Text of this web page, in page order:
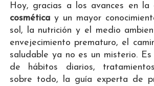
Hoy, gracias a los avances en la
cosméticay un mayor
sol, la nutrición y el medio
envejecimiento prematuro, el
saludable ya no es un misterio. Es
de hábitos diarios,
sobre todo, la guía experta de